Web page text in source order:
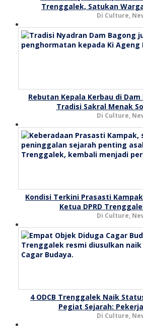
Trenggalek, Satukan
Di Culture,
Rebutan Kepala Kerbau di
Tradisi Sakral Menak
Di Culture,
Kondisi Terkini Prasasti
Ketua DPRD
Di Culture,
4 ODCB Trenggalek Naik
Pegiat Sejarah:
Di Culture,